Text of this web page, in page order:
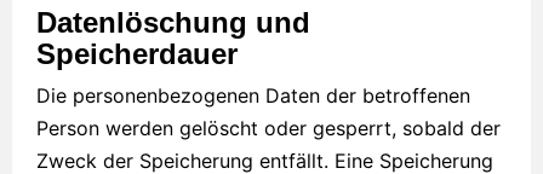
Datenlöschung und
Speicherdauer
Die personenbezogenen Daten der betroffenen
Person werden gelöscht oder gesperrt, sobald der
Zweck der Speicherung entfällt. Eine Speicherung